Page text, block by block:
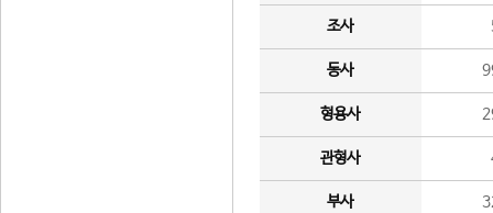
조사
동사
형용사
관형사
부사